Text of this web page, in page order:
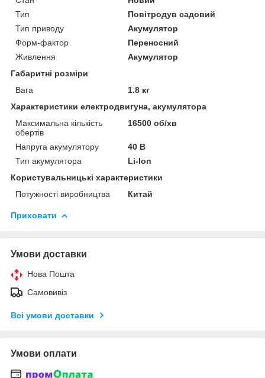
Тип
Повітродув садовий
Тип приводу
Акумулятор
Форм-фактор
Переносний
Живлення
Акумулятор
Габаритні розміри
Вага
1.8 кг
Характеристики електродвигуна, акумулятора
Максимальна кількість
обертів
16500 об/хв
Напруга акумулятору
40 В
Тип акумулятора
Li-Ion
Користувальницькі характеристики
Потужності виробництва
Китай
Приховати
Умови доставки
Нова Пошта
Самовивіз
Всі умови доставки
Умови оплати